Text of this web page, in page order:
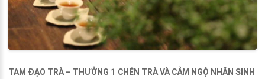
TAM ĐẠO TRÀ – THƯỞNG 1 CHÉN TRÀ VÀ CẢM NGỘ NHÂN SINH